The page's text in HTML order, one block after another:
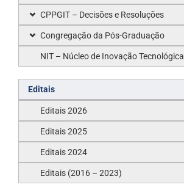
CPPGIT – Decisões e Resoluções
Congregação da Pós-Graduação
NIT – Núcleo de Inovação Tecnológica
Editais
Editais 2026
Editais 2025
Editais 2024
Editais (2016 – 2023)